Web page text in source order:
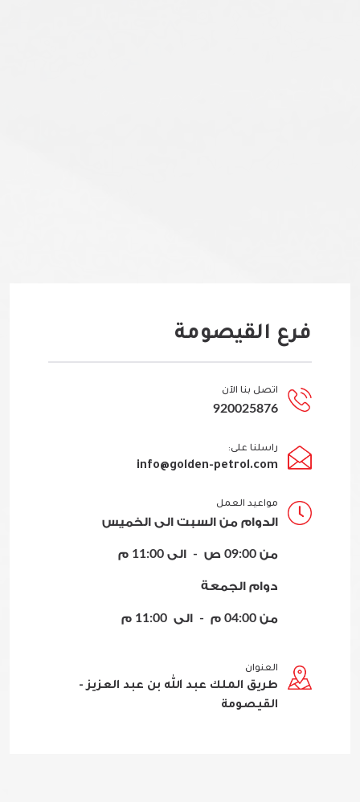
فرع القيصومة
اتصل بنا الآن
920025876
راسلنا على:
info@golden-petrol.com
مواعيد العمل
الدوام من السبت الى الخميس
من 09:00 ص - الى 11:00 م
دوام الجمعة
من 04:00 م - الى 11:00 م
العنوان
طريق الملك عبد الله بن عبد العزيز -
القيصومة